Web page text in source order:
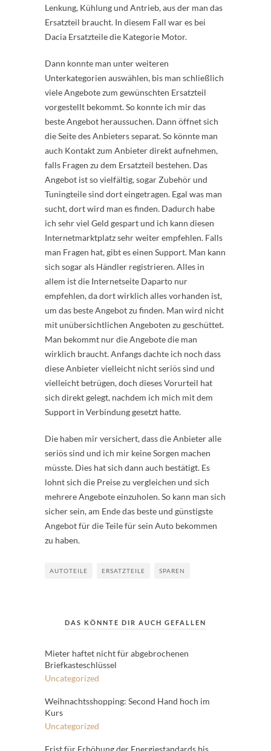
Lenkung, Kühlung und Antrieb, aus der man das
Ersatzteil braucht. In diesem Fall war es bei
Dacia Ersatzteile die Kategorie Motor.
Dann konnte man unter weiteren
Unterkategorien auswählen, bis man schließlich
viele Angebote zum gewünschten Ersatzteil
vorgestellt bekommt. So konnte ich mir das
beste Angebot heraussuchen. Dann öffnet sich
die Seite des Anbieters separat. So könnte man
auch Kontakt zum Anbieter direkt aufnehmen,
falls Fragen zu dem Ersatzteil bestehen. Das
Angebot ist so vielfältig, sogar Zubehör und
Tuningteile sind dort eingetragen. Egal was man
sucht, dort wird man es finden. Dadurch habe
ich sehr viel Geld gespart und ich kann diesen
Internetmarktplatz sehr weiter empfehlen. Falls
man Fragen hat, gibt es einen Support. Man kann
sich sogar als Händler registrieren. Alles in
allem ist die Internetseite Daparto nur
empfehlen, da dort wirklich alles vorhanden ist,
um das beste Angebot zu finden. Man wird nicht
mit unübersichtlichen Angeboten zu geschüttet.
Man bekommt nur die Angebote die man
wirklich braucht. Anfangs dachte ich noch dass
diese Anbieter vielleicht nicht seriös sind und
vielleicht betrügen, doch dieses Vorurteil hat
sich direkt gelegt, nachdem ich mich mit dem
Support in Verbindung gesetzt hatte.
Die haben mir versichert, dass die Anbieter alle
seriös sind und ich mir keine Sorgen machen
müsste. Dies hat sich dann auch bestätigt. Es
lohnt sich die Preise zu vergleichen und sich
mehrere Angebote einzuholen. So kann man sich
sicher sein, am Ende das beste und günstigste
Angebot für die Teile für sein Auto bekommen
zu haben.
AUTOTEILE ERSATZTEILE SPAREN
DAS KÖNNTE DIR AUCH GEFALLEN
Mieter haftet nicht für abgebrochenen
Briefkasteschlüssel
Uncategorized
Weihnachtsshopping: Second Hand hoch im
Kurs
Uncategorized
Frist für Erhöhung der Energiestandards bis